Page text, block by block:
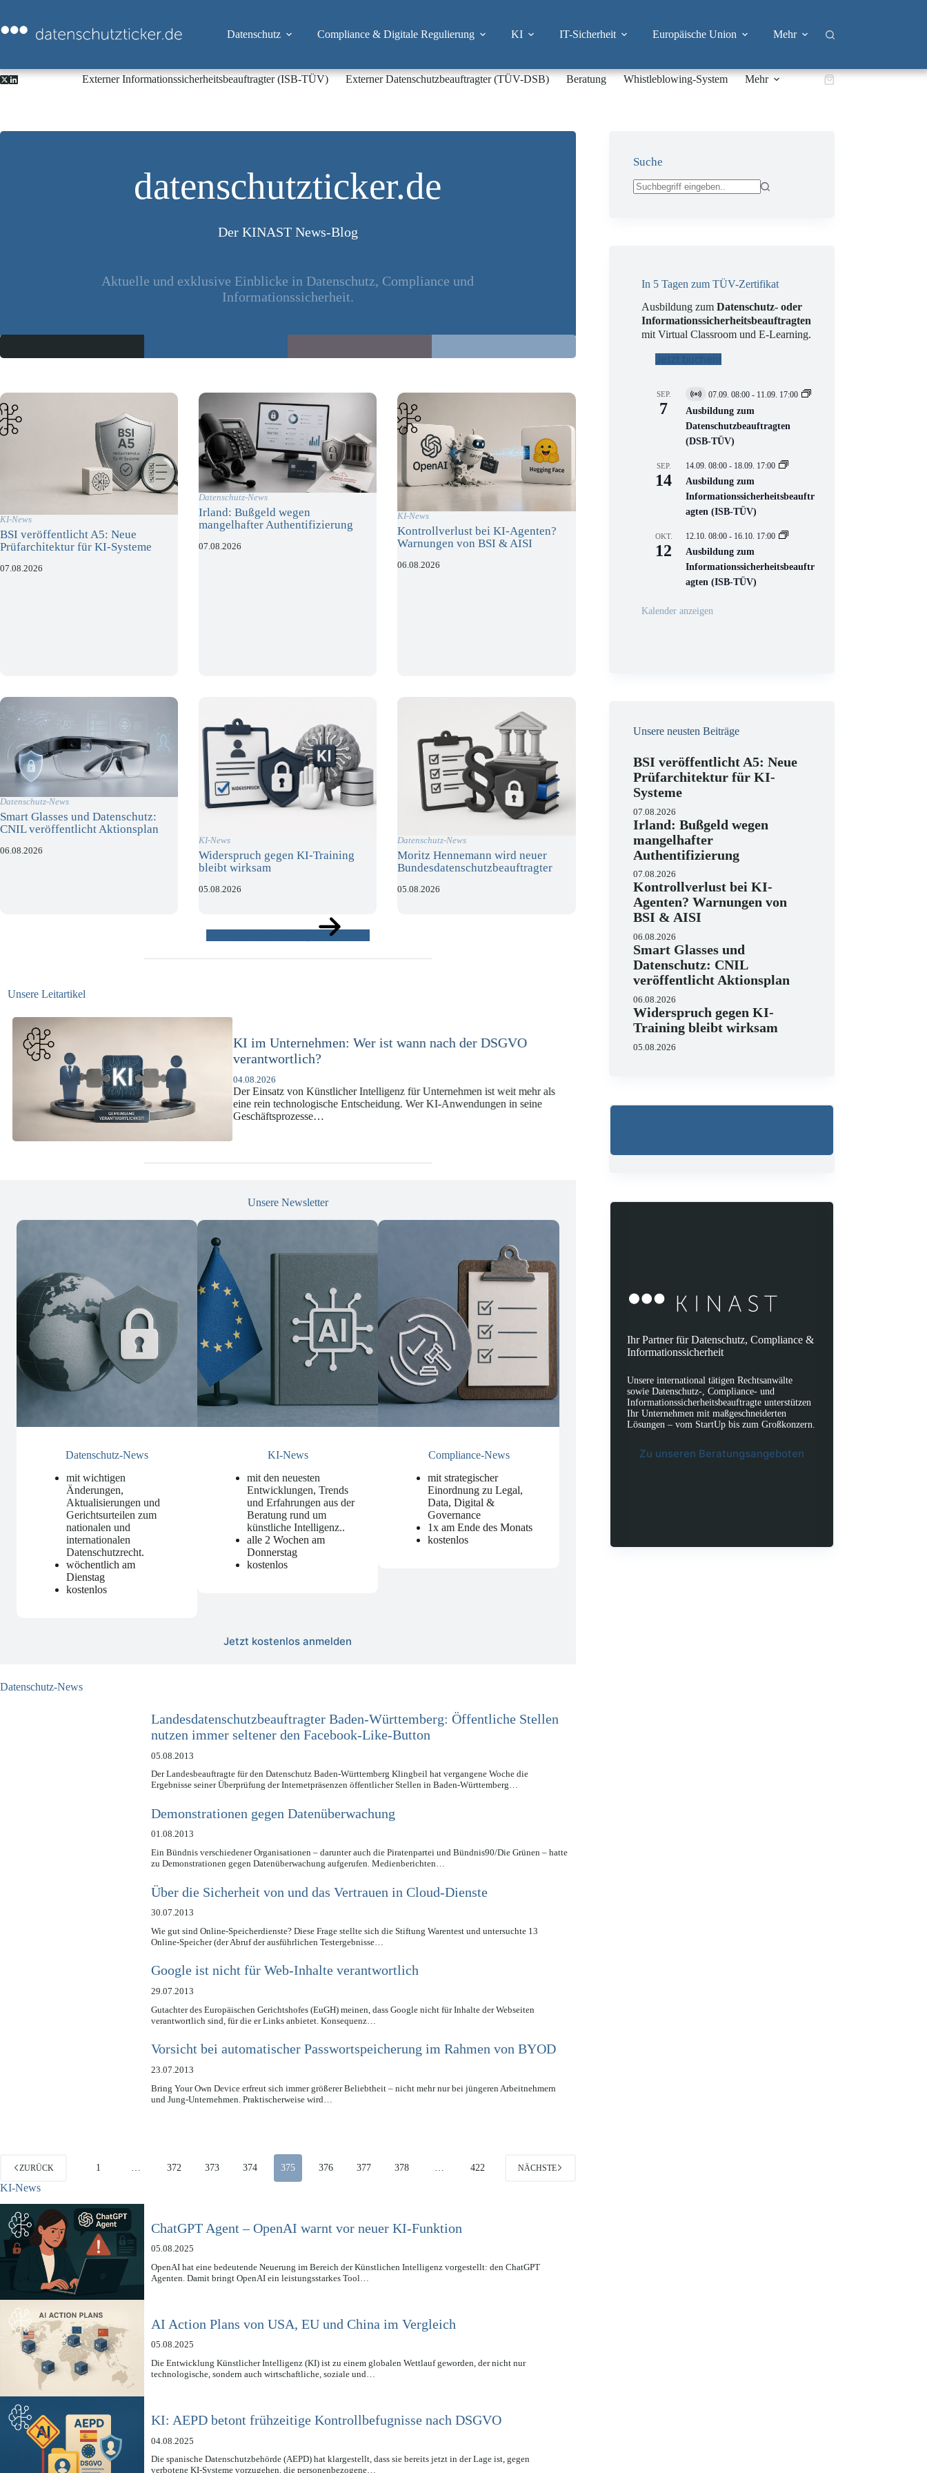
springen
Datenschutz Compliance & Digitale Regulierung KI IT-Sicherheit Europäische Union Mehr
Externer Informationssicherheitsbeauftragter (ISB-TÜV) Externer Datenschutzbeauftragter (TÜV-DSB) Beratung Whistleblowing-System Mehr Warenkorb
datenschutzticker.de
Der KINAST News-Blog
Aktuelle und exklusive Einblicke in Datenschutz, Compliance und
Informationssicherheit.
KI-News
BSI veröffentlicht A5: Neue
Prüfarchitektur für KI-Systeme
07.08.2026
Datenschutz-News
Irland: Bußgeld wegen
mangelhafter Authentifizierung
07.08.2026
KI-News
Kontrollverlust bei KI-Agenten?
Warnungen von BSI & AISI
06.08.2026
Datenschutz-News
Smart Glasses und Datenschutz:
CNIL veröffentlicht Aktionsplan
06.08.2026
KI-News
Widerspruch gegen KI-Training
bleibt wirksam
05.08.2026
Datenschutz-News
Moritz Hennemann wird neuer
Bundesdatenschutzbeauftragter
05.08.2026
Unsere Leitartikel
KI-Compliance in der Versicherungswirtschaft mit DORA,
DSGVO und KI-VO
07.07.2026
Die europäische Digitalregulierung hat in den vergangenen Jahren eine
enorme Komplexität erreicht, die insbesondere Unternehmen der Finanz-
und Versicherungswirtschaft vor…
Zugleich zeigen aktuelle…
Unsere Newsletter
Datenschutz-News
mit wichtigen
Änderungen,
Aktualisierungen und
Gerichtsurteilen zum
nationalen und
internationalen
Datenschutzrecht.
wöchentlich am
Dienstag
kostenlos
KI-News
mit den neuesten
Entwicklungen, Trends
und Erfahrungen aus der
Beratung rund um
künstliche Intelligenz..
alle 2 Wochen am
Donnerstag
kostenlos
Compliance-News
mit strategischer
Einordnung zu Legal,
Data, Digital &
Governance
1x am Ende des Monats
kostenlos
Jetzt kostenlos anmelden
Datenschutz-News
Landesdatenschutzbeauftragter Baden-Württemberg: Öffentliche Stellen
nutzen immer seltener den Facebook-Like-Button
05.08.2013
Der Landesbeauftragte für den Datenschutz Baden-Württemberg Klingbeil hat vergangene Woche die
Ergebnisse seiner Überprüfung der Internetpräsenzen öffentlicher Stellen in Baden-Württemberg…
Demonstrationen gegen Datenüberwachung
01.08.2013
Ein Bündnis verschiedener Organisationen – darunter auch die Piratenpartei und Bündnis90/Die Grünen – hatte
zu Demonstrationen gegen Datenüberwachung aufgerufen. Medienberichten…
Über die Sicherheit von und das Vertrauen in Cloud-Dienste
30.07.2013
Wie gut sind Online-Speicherdienste? Diese Frage stellte sich die Stiftung Warentest und untersuchte 13
Online-Speicher (der Abruf der ausführlichen Testergebnisse…
Google ist nicht für Web-Inhalte verantwortlich
29.07.2013
Gutachter des Europäischen Gerichtshofes (EuGH) meinen, dass Google nicht für Inhalte der Webseiten
verantwortlich sind, für die er Links anbietet. Konsequenz…
Vorsicht bei automatischer Passwortspeicherung im Rahmen von BYOD
23.07.2013
Bring Your Own Device erfreut sich immer größerer Beliebtheit – nicht mehr nur bei jüngeren Arbeitnehmern
und Jung-Unternehmen. Praktischerweise wird…
ZURÜCK 1 372 373 374 375 376 377 378 422 NÄCHSTE
KI-News
ChatGPT Agent – OpenAI warnt vor neuer KI-Funktion
05.08.2025
OpenAI hat eine bedeutende Neuerung im Bereich der Künstlichen Intelligenz vorgestellt: den ChatGPT
Agenten. Damit bringt OpenAI ein leistungsstarkes Tool…
AI Action Plans von USA, EU und China im Vergleich
05.08.2025
Die Entwicklung Künstlicher Intelligenz (KI) ist zu einem globalen Wettlauf geworden, der nicht nur
technologische, sondern auch wirtschaftliche, soziale und…
KI: AEPD betont frühzeitige Kontrollbefugnisse nach DSGVO
04.08.2025
Die spanische Datenschutzbehörde (AEPD) hat klargestellt, dass sie bereits jetzt in der Lage ist, gegen
verbotene KI-Systeme vorzugehen, die personenbezogene…
Suche
In 5 Tagen zum TÜV-Zertifikat
Ausbildung zumDatenschutz- oder
Informationssicherheitsbeauftragten
mit Virtual Classroom und E-Learning.
Jetzt buchen!
SEP.
7
V
i
t
u
l
V
e
r
n
s
t
a
t
n
07.09. 08:00 - 11.09. 17:00
Ausbildung zum
Datenschutzbeauftragten
(DSB-TÜV)
SEP.
14
14.09. 08:00 - 18.09. 17:00
Ausbildung zum
Informationssicherheitsbeauftr
agten (ISB-TÜV)
OKT.
12
12.10. 08:00 - 16.10. 17:00
Ausbildung zum
Informationssicherheitsbeauftr
agten (ISB-TÜV)
Kalender anzeigen
Unsere neusten Beiträge
BSI veröffentlicht A5: Neue
Prüfarchitektur für KI-
Systeme
07.08.2026
Irland: Bußgeld wegen
mangelhafter
Authentifizierung
07.08.2026
Kontrollverlust bei KI-
Agenten? Warnungen von
BSI & AISI
06.08.2026
Smart Glasses und
Datenschutz: CNIL
veröffentlicht Aktionsplan
06.08.2026
Widerspruch gegen KI-
Training bleibt wirksam
05.08.2026
Ihr Partner für Datenschutz, Compliance &
Informationssicherheit
Unsere international tätigen Rechtsanwälte
sowie Datenschutz-, Compliance- und
Informationssicherheitsbeauftragte unterstützen
Ihr Unternehmen mit maßgeschneiderten
Lösungen – vom StartUp bis zum Großkonzern.
Zu unseren Beratungsangeboten